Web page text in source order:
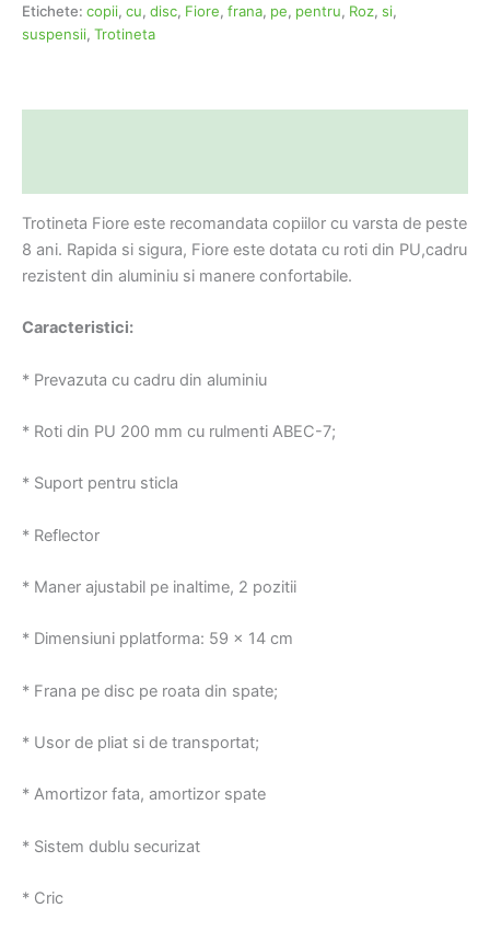
Etichete: copii, cu, disc, Fiore, frana, pe, pentru, Roz, si,
suspensii, Trotineta
Trotineta Fiore este recomandata copiilor cu varsta de peste
8 ani. Rapida si sigura, Fiore este dotata cu roti din PU,cadru
rezistent din aluminiu si manere confortabile.
Caracteristici:
* Prevazuta cu cadru din aluminiu
* Roti din PU 200 mm cu rulmenti ABEC-7;
* Suport pentru sticla
* Reflector
* Maner ajustabil pe inaltime, 2 pozitii
* Dimensiuni pplatforma: 59 x 14 cm
* Frana pe disc pe roata din spate;
* Usor de pliat si de transportat;
* Amortizor fata, amortizor spate
* Sistem dublu securizat
* Cric